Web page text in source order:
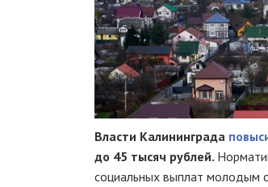
Власти Калининграда
до 45 тысяч рублей.
социальных выплат молодым